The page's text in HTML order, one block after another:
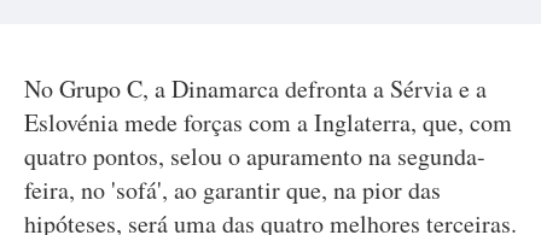
No Grupo C, a Dinamarca defronta a Sérvia e a
Eslovénia mede forças com a Inglaterra, que, com
quatro pontos, selou o apuramento na segunda-
feira, no 'sofá', ao garantir que, na pior das
hipóteses, será uma das quatro melhores terceiras.